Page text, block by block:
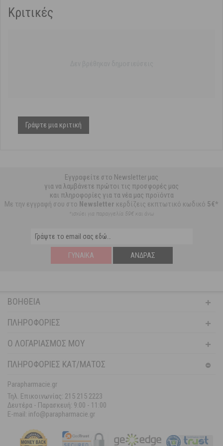
Κριτικές
Γράψτε μια κριτική
Εγγραφείτε στο Newsletter μας
για να λαμβάνετε πρώτοι τις προσφορές μας
και πληροφορίες για τα νέα μας προϊόντα
Με την εγγραφή σου στο Newsletter κερδίζεις εκπτωτικό κωδικό 5€*
*ισχύει για παραγγελία 59€ και άνω
ΓΥΝΑΊΚΑ ΆΝΔΡΑΣ
ΒΟΉΘΕΙΑ
ΠΛΗΡΟΦΟΡΊΕΣ
Ο ΛΟΓΑΡΙΑΣΜΌΣ ΜΟΥ
ΠΛΗΡΟΦΟΡΙΕΣ ΚΑΤ/ΜΑΤΟΣ
Parapharmacie.gr
Τηλ. Επικοινωνίας: 215 215 2223
Δευτέρα - Παρασκευή: 9:00 - 11:00
E-mail: info@parapharmacie.gr